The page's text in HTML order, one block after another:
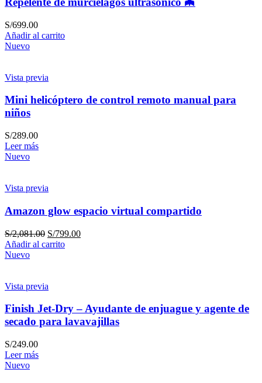
S/699.00
Añadir al carrito
Nuevo
Vista previa
Mini helicóptero de control remoto manual para
niños
S/289.00
Leer más
Nuevo
Vista previa
Amazon glow espacio virtual compartido
S/2,081.00 S/799.00
Añadir al carrito
Nuevo
Vista previa
Finish Jet-Dry – Ayudante de enjuague y agente de
secado para lavavajillas
S/249.00
Leer más
Nuevo